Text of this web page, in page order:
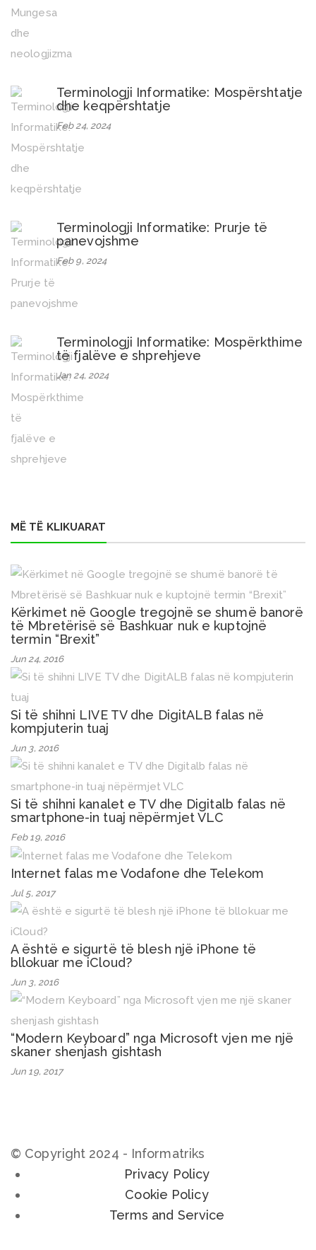
Terminologji Informatike: Mospërshtatje
dhe keqpërshtatje
Feb 24, 2024
Terminologji Informatike: Prurje të
panevojshme
Feb 9, 2024
Terminologji Informatike: Mospërkthime
të fjalëve e shprehjeve
Jan 24, 2024
MË TË KLIKUARAT
Kërkimet në Google tregojnë se shumë banorë
të Mbretërisë së Bashkuar nuk e kuptojnë
termin “Brexit”
Jun 24, 2016
Si të shihni LIVE TV dhe DigitALB falas në
kompjuterin tuaj
Jun 3, 2016
Si të shihni kanalet e TV dhe Digitalb falas në
smartphone-in tuaj nëpërmjet VLC
Feb 19, 2016
Internet falas me Vodafone dhe Telekom
Jul 5, 2017
A është e sigurtë të blesh një iPhone të
bllokuar me iCloud?
Jun 3, 2016
“Modern Keyboard” nga Microsoft vjen me një
skaner shenjash gishtash
Jun 19, 2017
© Copyright 2024 - Informatriks
Privacy Policy
Cookie Policy
Terms and Service